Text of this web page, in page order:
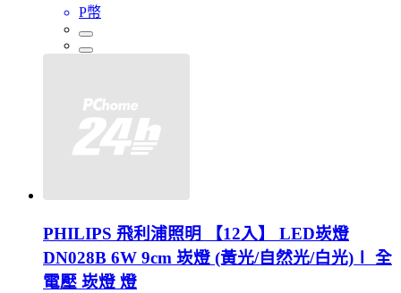
P幣
PHILIPS 飛利浦照明 【12入】 LED崁燈
DN028B 6W 9cm 崁燈 (黃光/自然光/白光)Ⅰ 全
電壓 崁燈 燈